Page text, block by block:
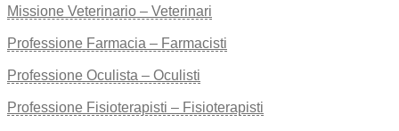
Missione Veterinario – Veterinari
Professione Farmacia – Farmacisti
Professione Oculista – Oculisti
Professione Fisioterapisti – Fisioterapisti